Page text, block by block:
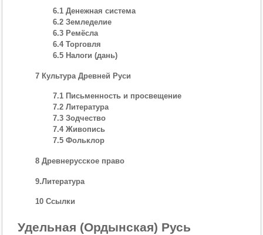
6.1 Денежная система
6.2 Земледелие
6.3 Ремёсла
6.4 Торговля
6.5 Налоги (дань)
7 Культура Древней Руси
7.1 Письменность и просвещение
7.2 Литература
7.3 Зодчество
7.4 Живопись
7.5 Фольклор
8 Древнерусское право
9.Литература
10 Ссылки
Удельная (Ордынская) Русь